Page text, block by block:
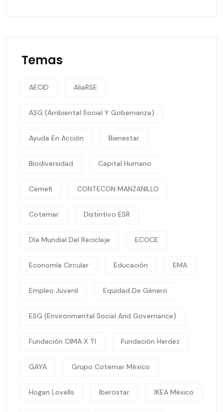
Temas
AECID AliaRSE
ASG (Ambiental Social Y Gobernanza)
Ayuda En Acción Bienestar
Biodiversidad Capital Humano
Cemefi CONTECON MANZANILLO
Cotemar Distintivo ESR
Día Mundial Del Reciclaje ECOCE
Economía Circular Educación EMA
Empleo Juvenil Equidad De Género
ESG (Environmental Social And Governance)
Fundación CIMA X TI Fundación Herdez
GAYA Grupo Cotemar México
Hogan Lovells Iberostar IKEA México